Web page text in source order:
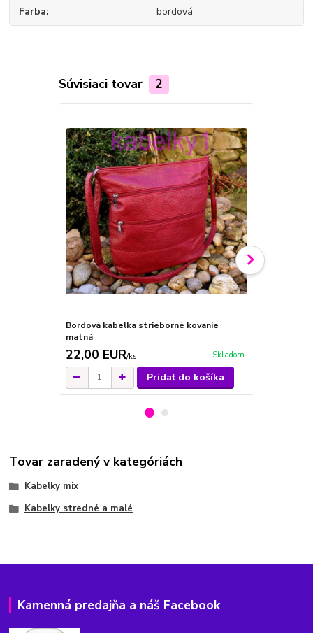
Farba bordová
Súvisiaci tovar 2
Bordová kabelka strieborné kovanie
matná
22,00 EUR/ks Skladom
Pridať do košíka
Tovar zaradený v kategóriách
Kabelky mix
Kabelky stredné a malé
Kamenná predajňa a náš Facebook